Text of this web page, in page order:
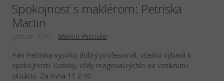
Spokojnosť s maklérom: Petriska
Martin
Martin Petriska
január 2026
Pán Petriska vysoko dobrý profesionál, všetko vybavil k
spokojnosti. Ľudský, vždy reagoval rýchlo na vzniknutú
situáciu. Za mňa 11 z 10.